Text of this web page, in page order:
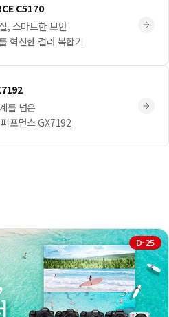
C5170
, 스마트한 보안
혁신한 컬러 복합기
를 넘은
포먼스 GX7192
D-25